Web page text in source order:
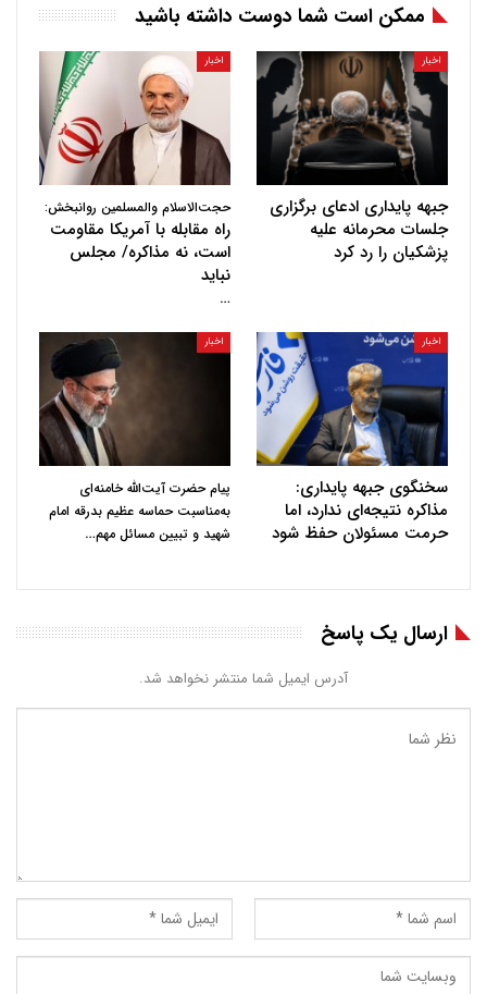
ممکن است شما دوست داشته باشید
اخبار
جبهه پایداری ادعای برگزاری
جلسات محرمانه علیه
پزشکیان را رد کرد
اخبار
حجت‌الاسلام والمسلمین روانبخش:
راه مقابله با آمریکا مقاومت
است، نه مذاکره/ مجلس
نباید
…
اخبار
سخنگوی جبهه پایداری:
مذاکره نتیجه‌ای ندارد، اما
حرمت مسئولان حفظ شود
اخبار
پیام حضرت آیت‌الله خامنه‌ای
به‌مناسبت حماسه عظیم بدرقه امام
شهید و تبیین مسائل مهم…
ارسال یک پاسخ
آدرس ایمیل شما منتشر نخواهد شد.